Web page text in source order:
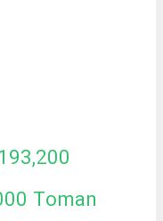
193,200
Toman